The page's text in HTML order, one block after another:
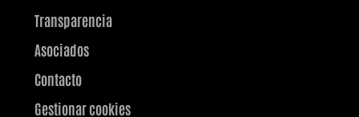
Transparencia
Asociados
Contacto
Gestionar cookies